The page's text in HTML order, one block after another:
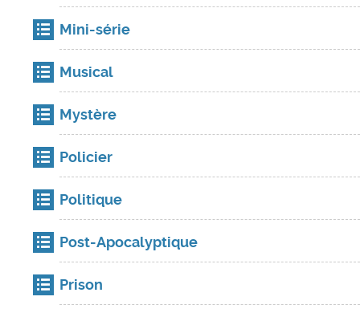
Mini-série
Musical
Mystère
Policier
Politique
Post-Apocalyptique
Prison